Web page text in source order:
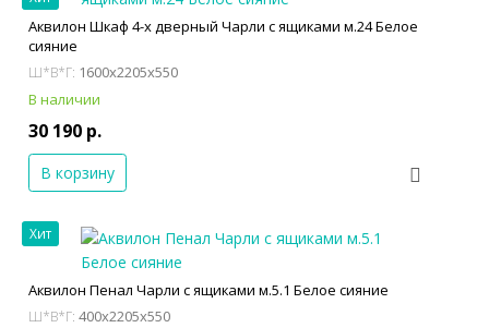
Аквилон Шкаф 4-х дверный Чарли с ящиками м.24 Белое
сияние
Ш*В*Г: 1600x2205x550
В наличии
30 190 р.
В корзину
Хит
Аквилон Пенал Чарли с ящиками м.5.1 Белое сияние
Ш*В*Г: 400x2205x550